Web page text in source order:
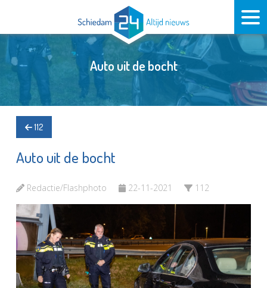
Auto uit de bocht
112
Auto uit de bocht
Redactie/Flashphoto 22-11-2021 112